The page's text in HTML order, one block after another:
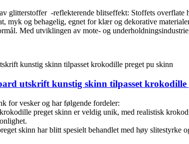
glitterstoffer ‌ -reflekterende blitseffekt: Stoffets
myk og behagelig, egnet for klær og dekorative
Med utviklingen av mote- og
utskrift kunstig skinn tilpasset krokodille
for vesker og har følgende fordeler:
preget skinn er veldig unik, med realistisk
skinn har blitt spesielt behandlet med høy